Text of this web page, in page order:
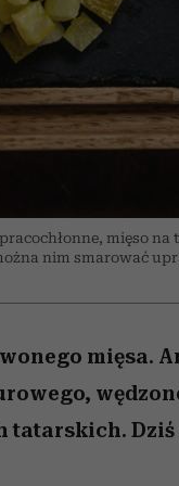
mięso
nim smarować
mięsa.
tatarskich.